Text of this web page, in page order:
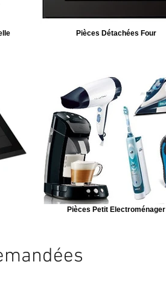
Pièces Détachées Four
Pièces Petit Electroménager